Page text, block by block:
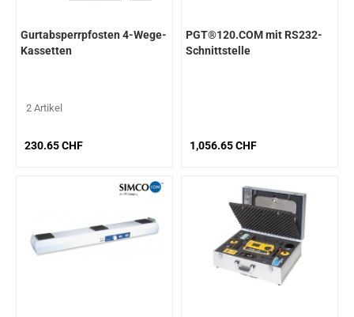
Gurtabsperrpfosten 4-Wege-
Kassetten
2 Artikel
230.65 CHF
PGT®120.COM mit RS232-
Schnittstelle
1,056.65 CHF